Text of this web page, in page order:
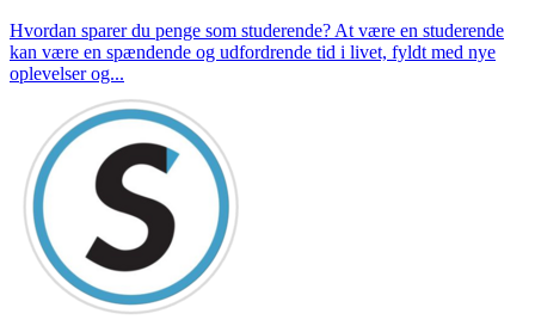
Hvordan sparer du penge som studerende? At være en studerende
kan være en spændende og udfordrende tid i livet, fyldt med nye
oplevelser og...